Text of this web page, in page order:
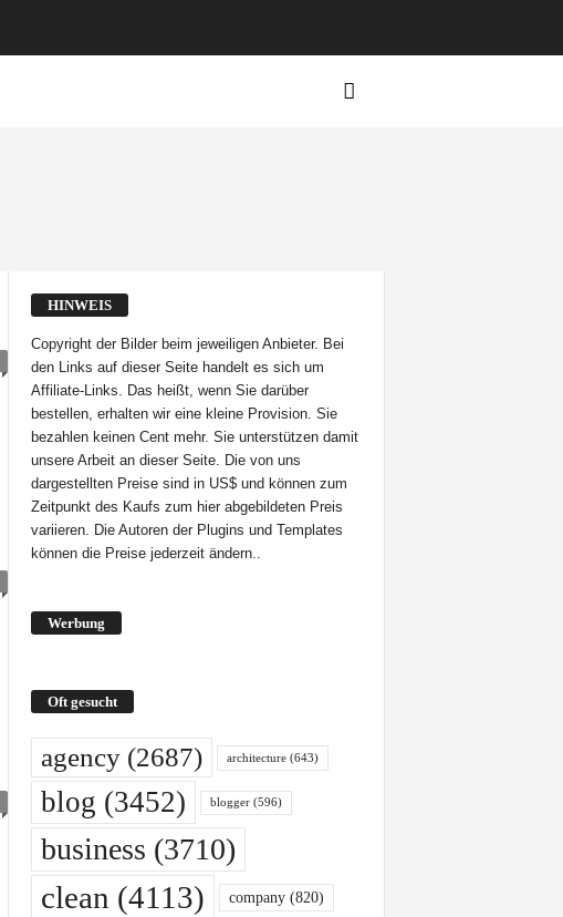
HINWEIS
Copyright der Bilder beim jeweiligen Anbieter. Bei
den Links auf dieser Seite handelt es sich um
Affiliate-Links. Das heißt, wenn Sie darüber
bestellen, erhalten wir eine kleine Provision. Sie
bezahlen keinen Cent mehr. Sie unterstützen damit
unsere Arbeit an dieser Seite. Die von uns
dargestellten Preise sind in US$ und können zum
Zeitpunkt des Kaufs zum hier abgebildeten Preis
variieren. Die Autoren der Plugins und Templates
können die Preise jederzeit ändern..
Werbung
Oft gesucht
agency(2687) architecture(643)
blog (3452) blogger(596)
business (3710)
clean (4113) company(820)